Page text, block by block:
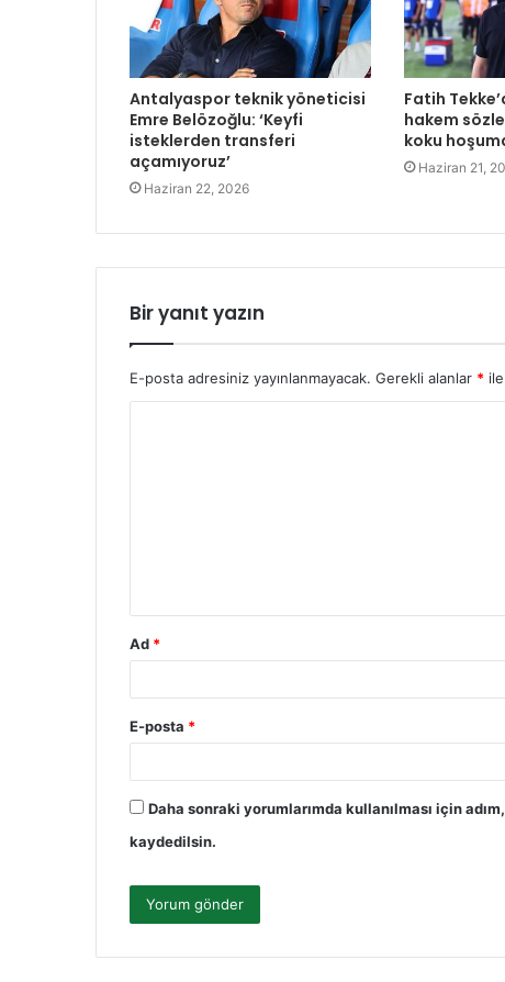
Antalyaspor teknik yöneticisi
Emre Belözoğlu: ‘Keyfi
isteklerden transferi
açamıyoruz’
Haziran 22, 2026
Fatih
hakem
koku
Haziran 21,
Bir yanıt yazın
E-posta adresiniz yayınlanmayacak. Gerekli alanlar *
Ad *
E-posta *
Daha sonraki yorumlarımda kullanılması için
kaydedilsin.